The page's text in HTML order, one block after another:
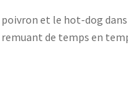
et le hot-dog
de temps en